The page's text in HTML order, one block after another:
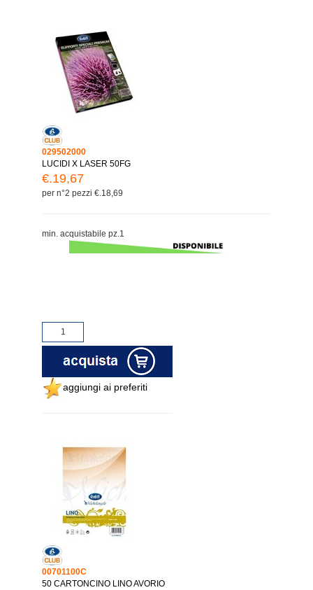
029502000
LUCIDI X LASER 50FG
€.19,67
per n°2 pezzi €.18,69
min. acquistabile pz.1
aggiungi ai preferiti
00701100C
50 CARTONCINO LINO AVORIO